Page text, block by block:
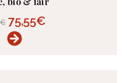
€ 75,55€